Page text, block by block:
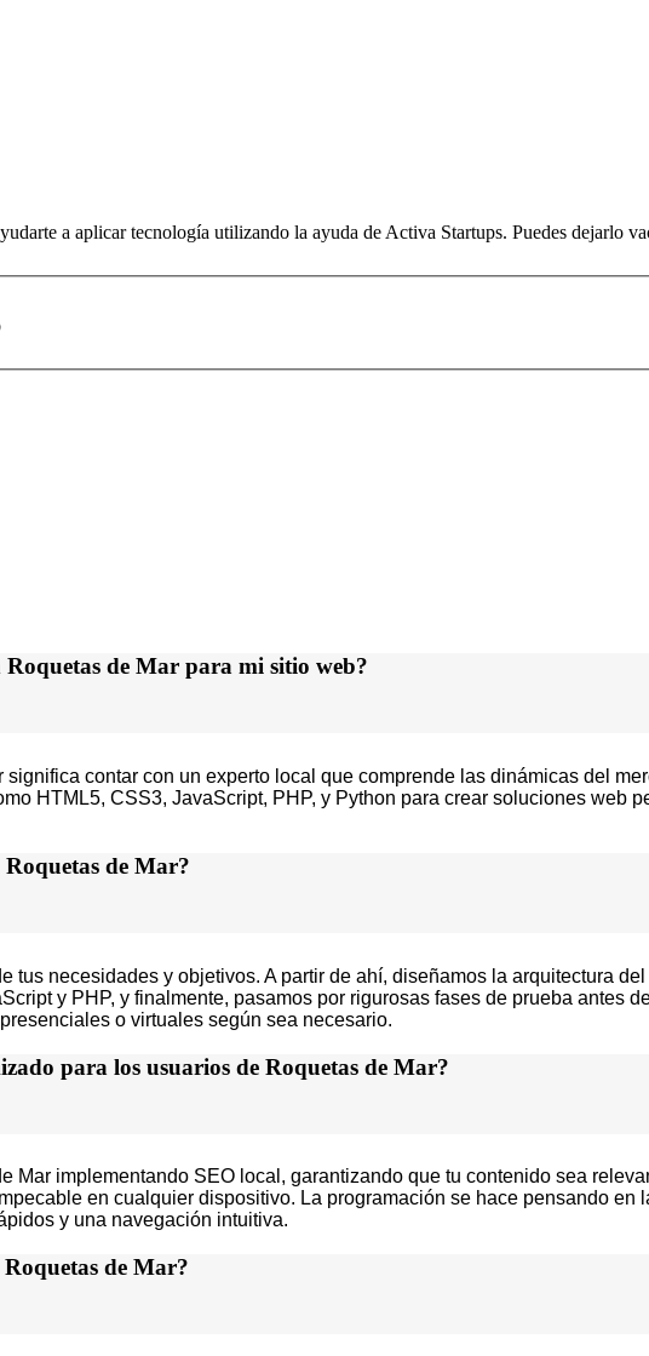
a aplicar tecnología utilizando la ayuda de Activa Startups. Puedes dejarlo
de Mar para mi sitio web?
contar con un experto local que comprende las dinámicas del
HTML5, CSS3, JavaScript, PHP, y Python para crear soluciones web
Roquetas de Mar?
tus necesidades y objetivos. A partir de ahí, diseñamos la arquitectura
y PHP, y finalmente, pasamos por rigurosas fases de prueba antes
o virtuales según sea necesario.
para los usuarios de Roquetas de Mar?
Mar implementando SEO local, garantizando que tu contenido sea
en cualquier dispositivo. La programación se hace pensando
y una navegación intuitiva.
de Mar?